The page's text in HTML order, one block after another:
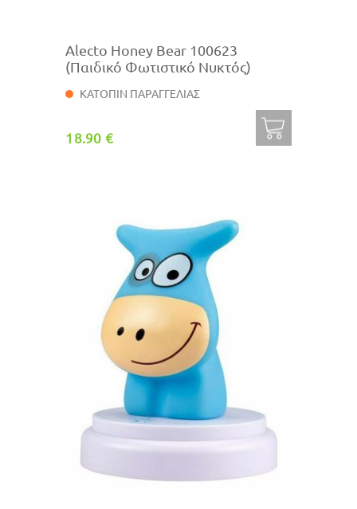
Alecto Honey Bear 100623
(Παιδικό Φωτιστικό Νυκτός)
ΚΑΤΟΠΙΝ ΠΑΡΑΓΓΕΛΙΑΣ
18.90 €